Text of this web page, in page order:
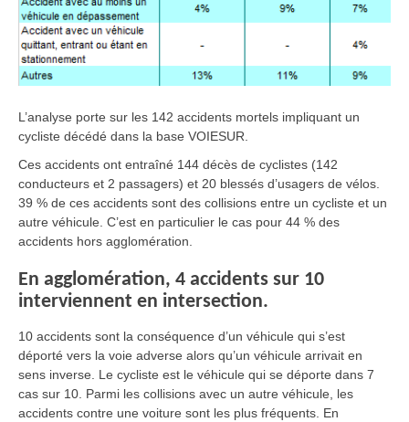
L’analyse porte sur les 142 accidents mortels impliquant un
cycliste décédé dans la base VOIESUR.
Ces accidents ont entraîné 144 décès de cyclistes (142
conducteurs et 2 passagers) et 20 blessés d’usagers de vélos.
39 % de ces accidents sont des collisions entre un cycliste et un
autre véhicule. C’est en particulier le cas pour 44 % des
accidents hors agglomération.
En agglomération, 4 accidents sur 10
interviennent en intersection.
10 accidents sont la conséquence d’un véhicule qui s’est
déporté vers la voie adverse alors qu’un véhicule arrivait en
sens inverse. Le cycliste est le véhicule qui se déporte dans 7
cas sur 10. Parmi les collisions avec un autre véhicule, les
accidents contre une voiture sont les plus fréquents. En